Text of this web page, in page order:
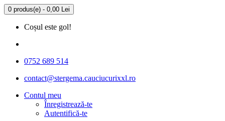
0 produs(e) - 0,00 Lei
Coșul este gol!
0752 689 514
contact@stergema.cauciucurixxl.ro
Contul meu
Înregistrează-te
Autentifică-te